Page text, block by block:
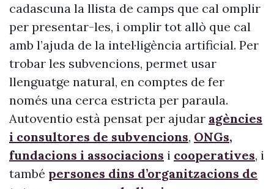
cadascuna la llista de camps que cal omplir
per presentar-les, i omplir tot allò que cal
amb l’ajuda de la intel·ligència artificial. Per
trobar les subvencions, permet usar
llenguatge natural, en comptes de fer
només una cerca estricta per paraula.
Autoventio està pensat per ajudar agències
i consultores de subvencions, ONGs,
fundacions i associacions i cooperatives, i
també persones dins d’organitzacions de